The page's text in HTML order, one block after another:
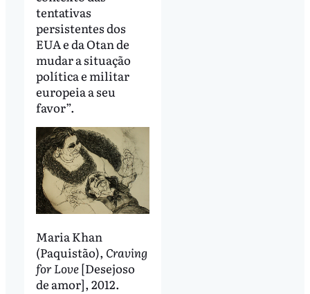
tentativas
persistentes dos
EUA e da Otan de
mudar a situação
política e militar
europeia a seu
favor”.
Maria Khan
(Paquistão), Craving
for Love[Desejoso
de amor], 2012.